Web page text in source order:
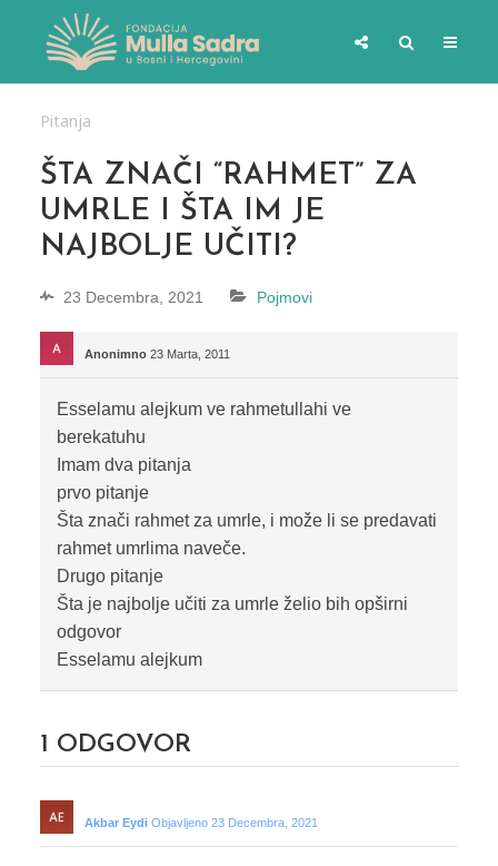
Pitanja
ŠTA ZNAČI “RAHMET” ZA
UMRLE I ŠTA IM JE
NAJBOLJE UČITI?
23 Decembra, 2021 Pojmovi
Anonimno 23 Marta, 2011
Esselamu alejkum ve rahmetullahi ve
berekatuhu
Imam dva pitanja
prvo pitanje
Šta znači rahmet za umrle, i može li se predavati
rahmet umrlima naveče.
Drugo pitanje
Šta je najbolje učiti za umrle želio bih opširni
odgovor
Esselamu alejkum
1 ODGOVOR
Akbar Eydi Objavljeno 23 Decembra, 2021